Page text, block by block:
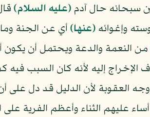
سبحانه حال آدم (عليه السلام)
وإغوائه ﴿عنها﴾أي عن الجنة وما
من النعمة والدعة ويحتمل أن يكون
الإخراج إليه لأنه كان السبب
العقوبة لأن الدليل قد دل على أن
عليهم الثناء وأعظم الفرية